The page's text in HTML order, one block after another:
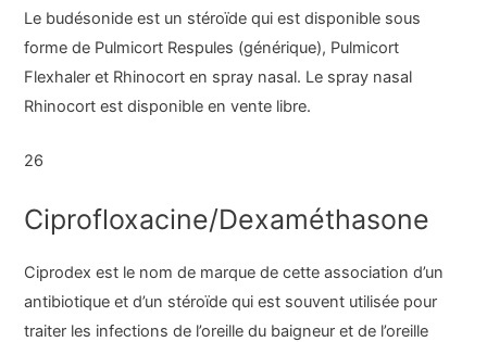
Le budésonide est un stéroïde qui est disponible sous
forme de Pulmicort Respules (générique), Pulmicort
Flexhaler et Rhinocort en spray nasal. Le spray nasal
Rhinocort est disponible en vente libre.
26
Ciprofloxacine/Dexaméthasone
Ciprodex est le nom de marque de cette association d’un
antibiotique et d’un stéroïde qui est souvent utilisée pour
traiter les infections de l’oreille du baigneur et de l’oreille